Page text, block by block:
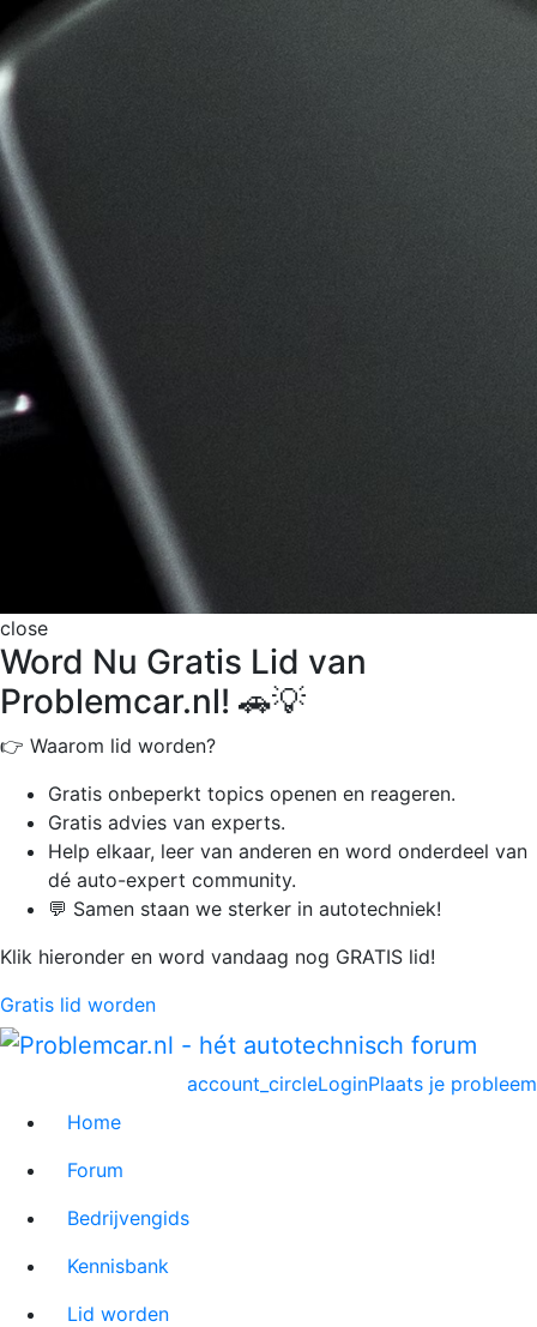
close
Word Nu Gratis Lid van
Problemcar.nl! 🚗💡
👉 Waarom lid worden?
Gratis onbeperkt topics openen en reageren.
Gratis advies van experts.
Help elkaar, leer van anderen en word onderdeel van
dé auto-expert community.
💬 Samen staan we sterker in autotechniek!
Klik hieronder en word vandaag nog GRATIS lid!
Gratis lid worden
Plaats je probleem
account_circleLogin
Home
Forum
Bedrijvengids
Kennisbank
Lid worden